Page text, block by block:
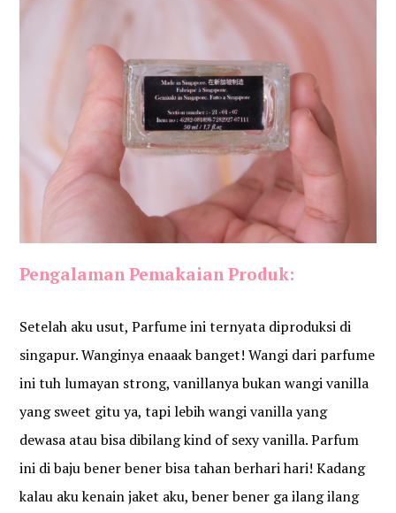
Pengalaman Pemakaian Produk:
Setelah aku usut, Parfume ini ternyata diproduksi di
singapur. Wanginya enaaak banget! Wangi dari parfume
ini tuh lumayan strong, vanillanya bukan wangi vanilla
yang sweet gitu ya, tapi lebih wangi vanilla yang
dewasa atau bisa dibilang kind of sexy vanilla. Parfum
ini di baju bener bener bisa tahan berhari hari! Kadang
kalau aku kenain jaket aku, bener bener ga ilang ilang